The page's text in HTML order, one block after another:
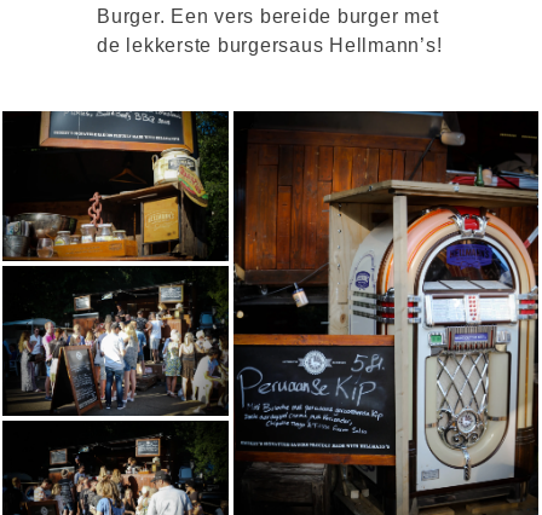
Burger. Een vers bereide burger met
de lekkerste burgersaus Hellmann’s!